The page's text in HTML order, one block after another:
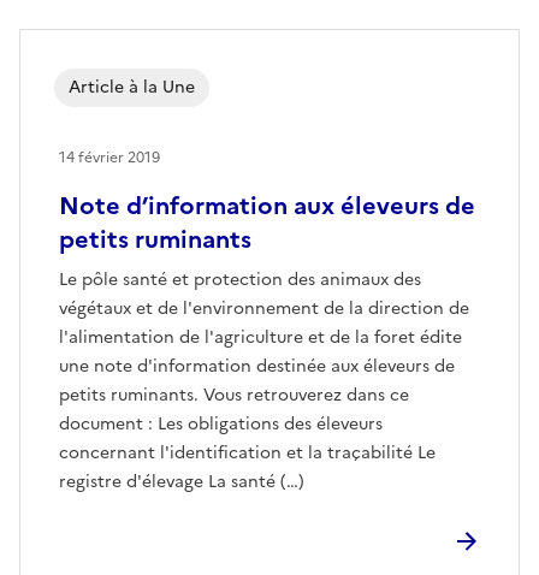
Note d’information aux éleveurs de
petits ruminants
Le pôle santé et protection des animaux des
végétaux et de l'environnement de la direction de
l'alimentation de l'agriculture et de la foret édite
une note d'information destinée aux éleveurs de
petits ruminants. Vous retrouverez dans ce
document : Les obligations des éleveurs
concernant l'identification et la traçabilité Le
registre d'élevage La santé (…)
Article à la Une
14 février 2019